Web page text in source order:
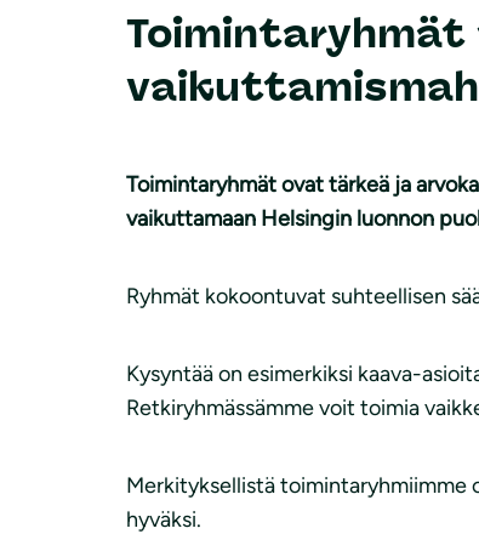
Toimintaryhmät ovat tärkeä ja
vaikuttamaan Helsingin luonnon
Ryhmät kokoontuvat suhteellisen
Kysyntää on esimerkiksi kaava-
Retkiryhmässämme voit toimia
Merkityksellistä toimintaryhmiimme
hyväksi.